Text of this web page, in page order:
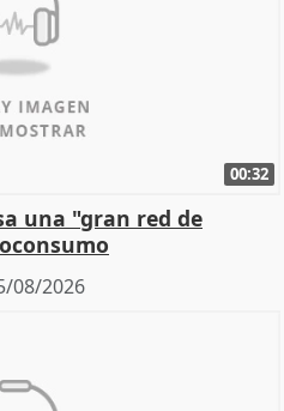
00:32
una "gran red de
08/2026